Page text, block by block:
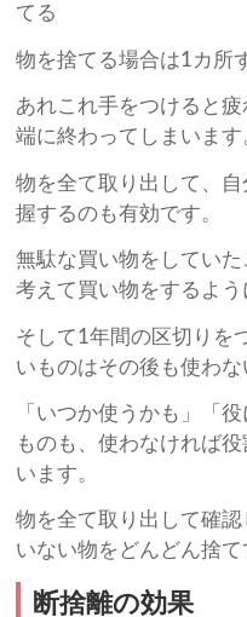
てる
物を捨てる場合は1カ所
あれこれ手をつけると
端に終わってしまいます
物を全て取り出して、
握するのも有効です。
無駄な買い物をしてい
考えて買い物をするよう
そして1年間の区切りを
いものはその後も使わな
「いつか使うかも」「
ものも、使わなければ
います。
物を全て取り出して確
いない物をどんどん捨て
断捨離の効果